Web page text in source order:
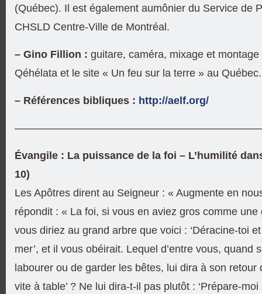
(Québec). Il est également aumônier du Service de
CHSLD Centre-Ville de Montréal.
– Gino Fillion : guitare, caméra, mixage et montage
Qéhélata et le site « Un feu sur la terre » au Québec.
– Références bibliques : http://aelf.org/
Évangile : La puissance de la foi – L’humilité
10)
Les Apôtres dirent au Seigneur : « Augmente en
répondit : « La foi, si vous en aviez gros comme
vous diriez au grand arbre que voici : ‘Déracine-toi
mer’, et il vous obéirait. Lequel d’entre vous, quand
labourer ou de garder les bêtes, lui dira à son retour
vite à table’ ? Ne lui dira-t-il pas plutôt : ‘Prépare-